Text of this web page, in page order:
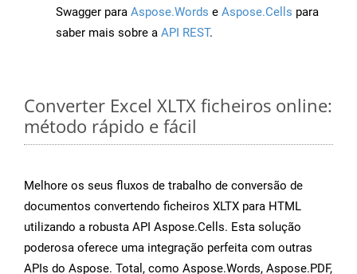
Swagger para Aspose.Words e Aspose.Cells para
saber mais sobre a API REST.
Converter Excel XLTX ficheiros online:
método rápido e fácil
Melhore os seus fluxos de trabalho de conversão de
documentos convertendo ficheiros XLTX para HTML
utilizando a robusta API Aspose.Cells. Esta solução
poderosa oferece uma integração perfeita com outras
APIs do Aspose. Total, como Aspose.Words, Aspose.PDF,